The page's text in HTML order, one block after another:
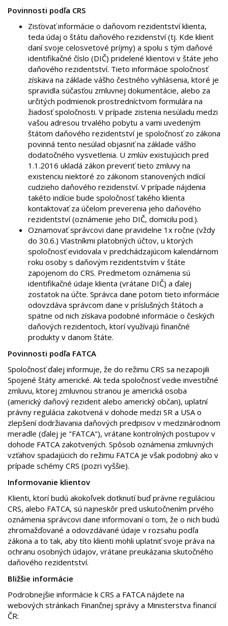
Povinnosti podľa CRS
Zisťovať informácie o daňovom rezidentství klienta,
teda údaj o štátu daňového rezidenství (tj. Kde klient
daní svoje celosvetové príjmy) a spolu s tým daňové
identifikačné číslo (DIČ) pridelené klientovi v štáte jeho
daňového rezidentství. Tieto informácie spoločnosť
získava na základe vášho čestného vyhlásenia, ktoré je
spravidla súčasťou zmluvnej dokumentácie, alebo za
určitých podmienok prostredníctvom formulára na
žiadosť spoločnosti. V prípade zistenia nesúladu medzi
vašou adresou trvalého pobytu a vami uvedeným
štátom daňového rezidentství je spoločnosť zo zákona
povinná tento nesúlad objasniť na základe vášho
dodatočného vysvetlenia. U zmlúv existujúcich pred
1.1.2016 ukladá zákon preveriť tieto zmluvy na
existenciu niektoré zo zákonom stanovených indícií
cudzieho daňového rezidenství. V prípade nájdenia
takéto indície bude spoločnosť takého klienta
kontaktovať za účelom preverenia jeho daňového
rezidentství (oznámenie jeho DIČ, domicilu pod.).
Oznamovať správcovi dane pravidelne 1x ročne (vždy
do 30.6.) Vlastníkmi platobných účtov, u ktorých
spoločnosť evidovala v predchádzajúcom kalendárnom
roku osoby s daňovým rezidentstvím v štáte
zapojenom do CRS. Predmetom oznámenia sú
identifikačné údaje klienta (vrátane DIČ) a ďalej
zostatok na účte. Správca dane potom tieto informácie
odovzdáva správcom dane v príslušných štátoch a
spätne od nich získava podobné informácie o českých
daňových rezidentoch, ktorí využívajú finančné
produkty v danom štáte.
Povinnosti podľa FATCA
Spoločnosť ďalej informuje, že do režimu CRS sa nezapojili
Spojené štáty americké. Ak teda spoločnosť vedie investičné
zmluvu, ktorej zmluvnou stranou je americká osoba
(americký daňový rezident alebo americký občan), uplatní
právny regulácia zakotvená v dohode medzi SR a USA o
zlepšení dodržiavania daňových predpisov v medzinárodnom
meradle (ďalej je "FATCA"), vrátane kontrolných postupov v
dohode FATCA zakotvených. Spôsob oznámenia zmluvných
vzťahov spadajúcich do režimu FATCA je však podobný ako v
prípade schémy CRS (pozri vyššie).
Informovanie klientov
Klienti, ktorí budú akokoľvek dotknutí buď právne reguláciou
CRS, alebo FATCA, sú najneskôr pred uskutočnením prvého
oznámenia správcovi dane informovaní o tom, že o nich budú
zhromažďované a odovzdávané údaje v rozsahu podľa
zákona a to tak, aby títo klienti mohli uplatniť svoje práva na
ochranu osobných údajov, vrátane preukázania skutočného
daňového rezidentství.
Bližšie informácie
Podrobnejšie informácie k CRS a FATCA nájdete na
webových stránkach Finančnej správy a Ministerstva financií
ČR: